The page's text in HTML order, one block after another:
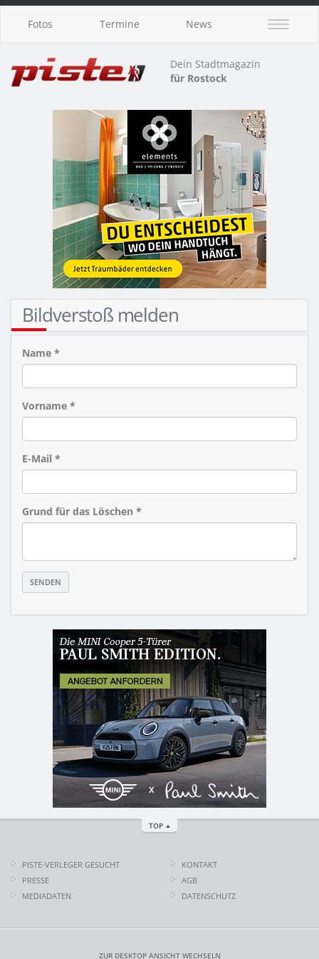
Fotos Termine News
Dein Stadtmagazin
für Rostock
Bildverstoß melden
Name *
Vorname *
E-Mail *
Grund für das Löschen *
TOP
PISTE-VERLEGER GESUCHT
PRESSE
MEDIADATEN
KONTAKT
AGB
DATENSCHUTZ
ZUR DESKTOP ANSICHT WECHSELN